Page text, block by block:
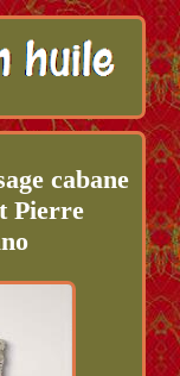
cabane
Pierre